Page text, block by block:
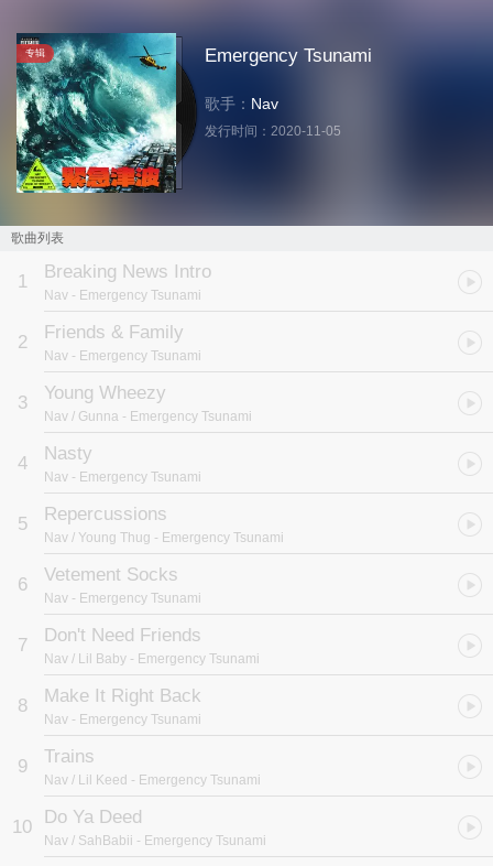
专辑 Emergency Tsunami
歌手： Nav
发行时间： 2020-11-05
歌曲列表
1 Breaking News Intro
Nav - Emergency Tsunami
2 Friends & Family
Nav - Emergency Tsunami
3 Young Wheezy
Nav / Gunna - Emergency Tsunami
4 Nasty
Nav - Emergency Tsunami
5 Repercussions
Nav / Young Thug - Emergency Tsunami
6 Vetement Socks
Nav - Emergency Tsunami
7 Don't Need Friends
Nav / Lil Baby - Emergency Tsunami
8 Make It Right Back
Nav - Emergency Tsunami
9 Trains
Nav / Lil Keed - Emergency Tsunami
10 Do Ya Deed
Nav / SahBabii - Emergency Tsunami